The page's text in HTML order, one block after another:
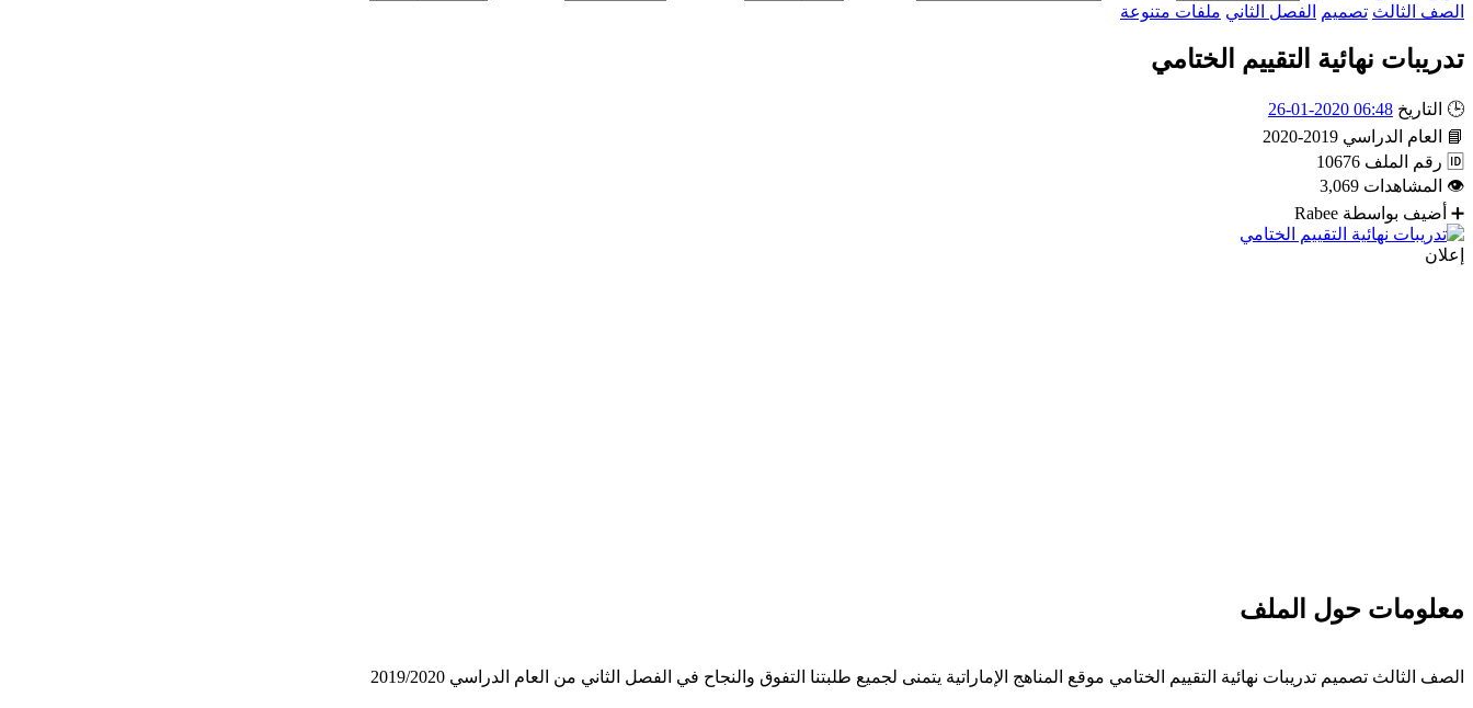
الصف الثالث تصميم الفصل الثاني ملفات متنوعة
تدريبات نهائية التقييم الختامي
🕒 التاريخ 06:48 2020-01-26
📘
العام الدراسي 2019-2020
🆔 رقم الملف 10676
👁 المشاهدات 3,069
➕ أضيف بواسطة Rabee
إعلان
معلومات حول الملف
الصف الثالث تصميم تدريبات نهائية التقييم الختامي موقع المناهج الإماراتية يتمنى لجميع طلبتنا التفوق والنجاح في الفصل الثاني من العام الدراسي 2019/2020